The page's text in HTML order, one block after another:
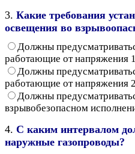
3. Какие требования
освещения во
Должны
работающие от напряжения
Должны
работающие от напряжения
Должны
взрывобезопасном
4. С каким интервалом
наружные газопроводы?